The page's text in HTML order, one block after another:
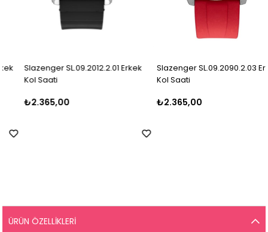
Slazenger SL.09.2012.2.01 Erkek
Kol Saati
₺2.365,00
Slazenger SL.09.2090.2.03 Erkek
Kol Saati
₺2.365,00
ÜRÜN ÖZELLIKLERI